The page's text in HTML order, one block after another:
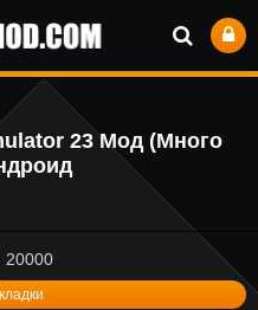
23 Мод (Много
20000